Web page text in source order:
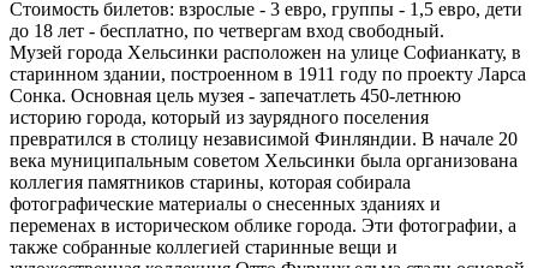
Стоимость билетов: взрослые - 3 евро, группы - 1,5 евро, дети
до 18 лет - бесплатно, по четвергам вход свободный.
Музей города Хельсинки расположен на улице Софианкату, в
старинном здании, построенном в 1911 году по проекту Ларса
Сонка. Основная цель музея - запечатлеть 450-летнюю
историю города, который из заурядного поселения
превратился в столицу независимой Финляндии. В начале 20
века муниципальным советом Хельсинки была организована
коллегия памятников старины, которая собирала
фотографические материалы о снесенных зданиях и
переменах в историческом облике города. Эти фотографии, а
также собранные коллегией старинные вещи и